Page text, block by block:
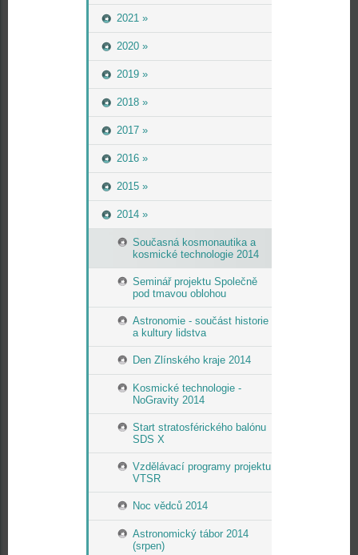
2021 »
2020 »
2019 »
2018 »
2017 »
2016 »
2015 »
2014 »
Současná kosmonautika a
kosmické technologie 2014
Seminář projektu Společně
pod tmavou oblohou
Astronomie - součást historie
a kultury lidstva
Den Zlínského kraje 2014
Kosmické technologie -
NoGravity 2014
Start stratosférického balónu
SDS X
Vzdělávací programy projektu
VTSR
Noc vědců 2014
Astronomický tábor 2014
(srpen)